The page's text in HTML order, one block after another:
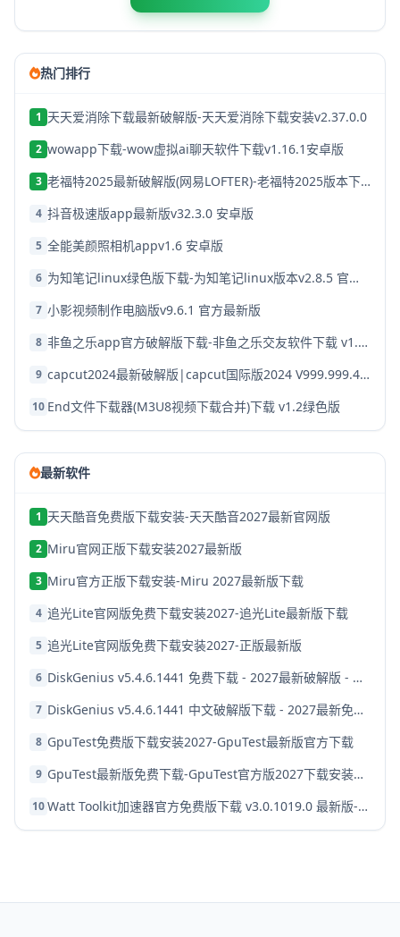
热门排行
1 天天爱消除下载最新破解版-天天爱消除下载安装v2.37.0.0
2 wowapp下载-wow虚拟ai聊天软件下载v1.16.1安卓版
3 老福特2025最新破解版(网易LOFTER)-老福特2025版本下载v8.1.22
4 抖音极速版app最新版v32.3.0 安卓版
5 全能美颜照相机appv1.6 安卓版
6 为知笔记linux绿色版下载-为知笔记linux版本v2.8.5 官方破解版
7 小影视频制作电脑版v9.6.1 官方最新版
8 非鱼之乐app官方破解版下载-非鱼之乐交友软件下载 v1.3.9安卓版
9 capcut2024最新破解版|capcut国际版2024 V999.999.45 安卓版下载
10 End文件下载器(M3U8视频下载合并)下载 v1.2绿色版
最新软件
1 天天酷音免费版下载安装-天天酷音2027最新官网版
2 Miru官网正版下载安装2027最新版
3 Miru官方正版下载安装-Miru 2027最新版下载
4 追光Lite官网版免费下载安装2027-追光Lite最新版下载
5 追光Lite官网版免费下载安装2027-正版最新版
6 DiskGenius v5.4.6.1441 免费下载 - 2027最新破解版 - 中文版下载
7 DiskGenius v5.4.6.1441 中文破解版下载 - 2027最新免费完整版安装教程
8 GpuTest免费版下载安装2027-GpuTest最新版官方下载
9 GpuTest最新版免费下载-GpuTest官方版2027下载安装教程
10 Watt Toolkit加速器官方免费版下载 v3.0.1019.0 最新版-安全稳定安装包